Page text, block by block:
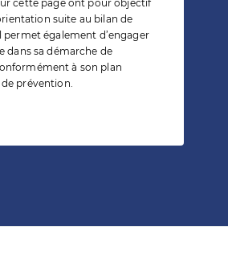
cette page ont pour objectif
suite au bilan de
permet également d’engager
dans sa démarche de
à son plan
prévention.